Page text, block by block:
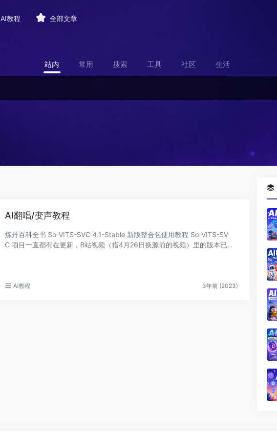
AI教程 全部文章
站内 常用 搜索 工具 社区 生活
AI翻唱/变声教程
炼丹百科全书 So-VITS-SVC 4.1-Stable 新版整合包使用教程 So-VITS-SV
C 项目一直都有在更新，B站视频（指4月26日换源前的视频）里的版本已经
AI教程 3年前 (2023)